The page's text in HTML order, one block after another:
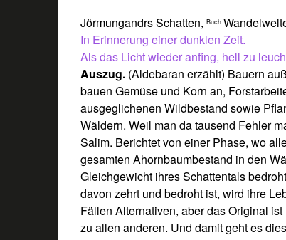
Jörmungandrs Schatten,Buch
In Erinnerung einer dunklen Zeit.
Als das Licht wieder anfing, hell zu
Auszug. (Aldebaran erzählt) Bauern
bauen Gemüse und Korn an,
ausgeglichenen Wildbestand sowie
Wäldern. Weil man da tausend Fehler
Salim. Berichtet von einer Phase, wo
gesamten Ahornbaumbestand in den
Gleichgewicht ihres Schattentals
davon zehrt und bedroht ist, wird ihre
Fällen Alternativen, aber das Original
zu allen anderen. Und damit geht es